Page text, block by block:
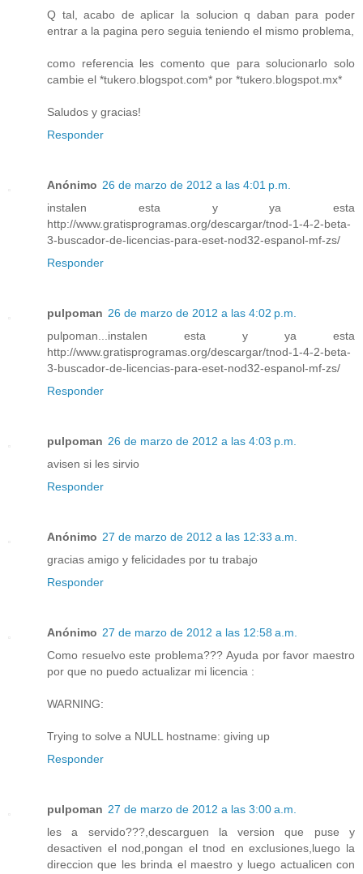
Q tal, acabo de aplicar la solucion q daban para poder
entrar a la pagina pero seguia teniendo el mismo problema,
como referencia les comento que para solucionarlo solo
cambie el *tukero.blogspot.com* por *tukero.blogspot.mx*
Saludos y gracias!
Responder
Anónimo 26 de marzo de 2012 a las 4:01 p.m.
instalen esta y ya esta
http://www.gratisprogramas.org/descargar/tnod-1-4-2-beta-
3-buscador-de-licencias-para-eset-nod32-espanol-mf-zs/
Responder
pulpoman 26 de marzo de 2012 a las 4:02 p.m.
pulpoman...instalen esta y ya esta
http://www.gratisprogramas.org/descargar/tnod-1-4-2-beta-
3-buscador-de-licencias-para-eset-nod32-espanol-mf-zs/
Responder
pulpoman 26 de marzo de 2012 a las 4:03 p.m.
avisen si les sirvio
Responder
Anónimo 27 de marzo de 2012 a las 12:33 a.m.
gracias amigo y felicidades por tu trabajo
Responder
Anónimo 27 de marzo de 2012 a las 12:58 a.m.
Como resuelvo este problema??? Ayuda por favor maestro
por que no puedo actualizar mi licencia :
WARNING:
Trying to solve a NULL hostname: giving up
Responder
pulpoman 27 de marzo de 2012 a las 3:00 a.m.
les a servido???,descarguen la version que puse y
desactiven el nod,pongan el tnod en exclusiones,luego la
direccion que les brinda el maestro y luego actualicen con